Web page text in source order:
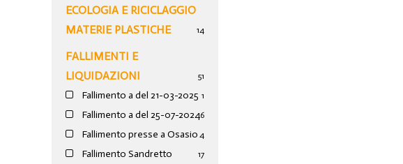
ECOLOGIA E RICICLAGGIO
MATERIE PLASTICHE
14
FALLIMENTI E
LIQUIDAZIONI
51
Fallimento a del 21-03-2025 1
Fallimento a del 25-07-20246
Fallimento presse a Osasio 4
Fallimento Sandretto 17